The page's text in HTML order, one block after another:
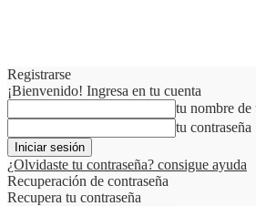
Registrarse
¡Bienvenido! Ingresa en tu cuenta
tu nombre de
tu contraseña
¿Olvidaste tu contraseña? consigue ayuda
Recuperación de contraseña
Recupera tu contraseña